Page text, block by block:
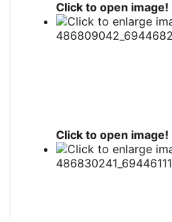
Click to open image!
Click to open image!